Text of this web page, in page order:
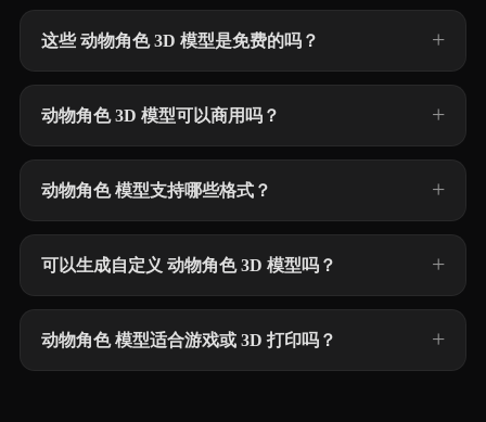
这些 动物角色 3D 模型是免费的吗？
动物角色 3D 模型可以商用吗？
动物角色 模型支持哪些格式？
可以生成自定义 动物角色 3D 模型吗？
动物角色 模型适合游戏或 3D 打印吗？